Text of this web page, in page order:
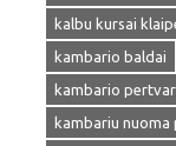
kalbu kursai
kambario baldai
kambario
kambariu nuoma